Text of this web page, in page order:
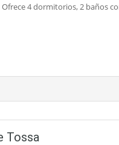
4 dormitorios, 2 baños
Tossa